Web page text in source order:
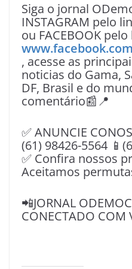
Siga o jornal
INSTAGRAM pelo
ou FACEBOOK
, acesse as
noticias do Gama,
DF, Brasil e do
comentário📰📍
✅ ANUNCIE
(61) 98426-5564
✅ Confira nossos
Aceitamos
📲JORNAL
CONECTADO COM